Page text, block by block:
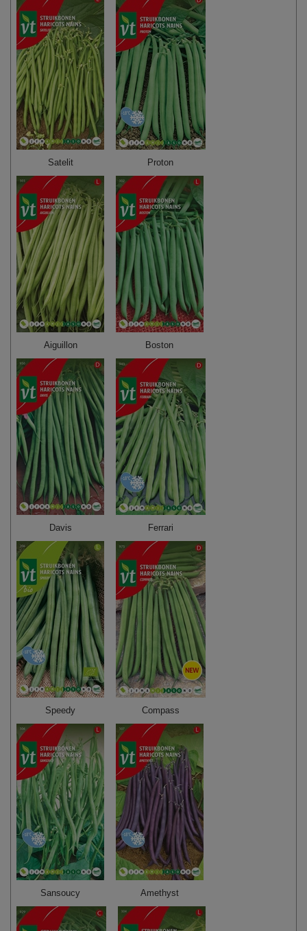
Satelit Proton
Aiguillon Boston
Davis Ferrari
Speedy Compass
Sansoucy Amethyst